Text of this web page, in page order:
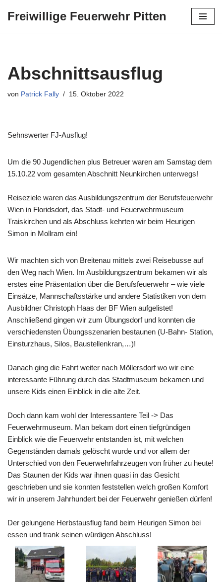
Freiwillige Feuerwehr Pitten
Abschnittsausflug
von Patrick Fally 15. Oktober 2022
Sehnswerter FJ-Ausflug!
Um die 90 Jugendlichen plus Betreuer waren am Samstag dem
15.10.22 vom gesamten Abschnitt Neunkirchen unterwegs!
Reiseziele waren das Ausbildungszentrum der Berufsfeuerwehr
Wien in Floridsdorf, das Stadt- und Feuerwehrmuseum
Traiskirchen und als Abschluss kehrten wir beim Heurigen
Simon in Mollram ein!
Wir machten sich von Breitenau mittels zwei Reisebusse auf
den Weg nach Wien. Im Ausbildungszentrum bekamen wir als
erstes eine Präsentation über die Berufsfeuerwehr – wie viele
Einsätze, Mannschaftsstärke und andere Statistiken von dem
Ausbildner Christoph Haas der BF Wien aufgelistet!
Anschließend gingen wir zum Übungsdorf und konnten die
verschiedensten Übungsszenarien bestaunen (U-Bahn- Station,
Einsturzhaus, Silos, Baustellenkran,…)!
Danach ging die Fahrt weiter nach Möllersdorf wo wir eine
interessante Führung durch das Stadtmuseum bekamen und
unsere Kids einen Einblick in die alte Zeit.
Doch dann kam wohl der Interessantere Teil -> Das
Feuerwehrmuseum. Man bekam dort einen tiefgründigen
Einblick wie die Feuerwehr entstanden ist, mit welchen
Gegenständen damals gelöscht wurde und vor allem der
Unterschied von den Feuerwehrfahrzeugen von früher zu heute!
Das Staunen der Kids war ihnen quasi in das Gesicht
geschrieben und sie konnten feststellen welch großen Komfort
wir in unserem Jahrhundert bei der Feuerwehr genießen dürfen!
Der gelungene Herbstausflug fand beim Heurigen Simon bei
essen und trank seinen würdigen Abschluss!